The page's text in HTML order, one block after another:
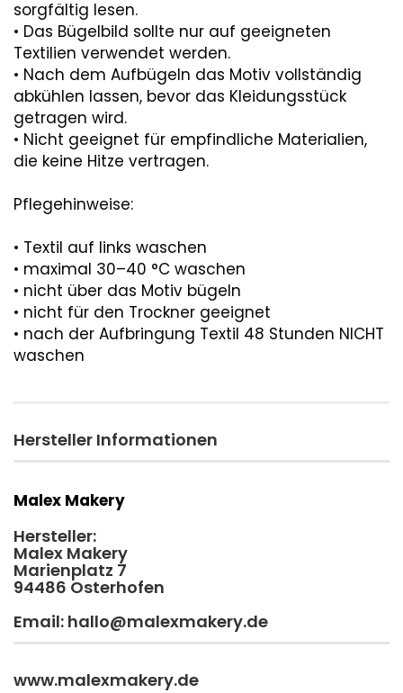
sorgfältig lesen.
• Das Bügelbild sollte nur auf geeigneten
Textilien verwendet werden.
• Nach dem Aufbügeln das Motiv vollständig
abkühlen lassen, bevor das Kleidungsstück
getragen wird.
• Nicht geeignet für empfindliche Materialien,
die keine Hitze vertragen.
Pflegehinweise:
• Textil auf links waschen
• maximal 30–40 °C waschen
• nicht über das Motiv bügeln
• nicht für den Trockner geeignet
• nach der Aufbringung Textil 48 Stunden NICHT
waschen
Hersteller Informationen
Malex Makery
Hersteller:
Malex Makery
Marienplatz 7
94486 Osterhofen
Email: hallo@malexmakery.de
www.malexmakery.de